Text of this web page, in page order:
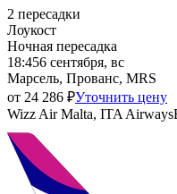
2 пересадки
Лоукост
Ночная пересадка
18:456 сентября, вс
Марсель, Прованс, MRS
от 24 286 ₽Уточнить цену
Wizz Air Malta, ITA Airways